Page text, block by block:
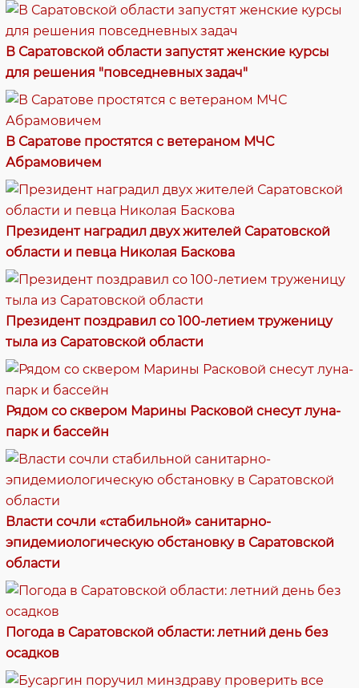
В Саратовской области запустят женские курсы
для решения "повседневных задач"
В Саратове простятся с ветераном МЧС
Абрамовичем
Президент наградил двух жителей Саратовской
области и певца Николая Баскова
Президент поздравил со 100-летием труженицу
тыла из Саратовской области
Рядом со сквером Марины Расковой снесут луна-
парк и бассейн
Власти сочли «стабильной» санитарно-
эпидемиологическую обстановку в Саратовской
области
Погода в Саратовской области: летний день без
осадков